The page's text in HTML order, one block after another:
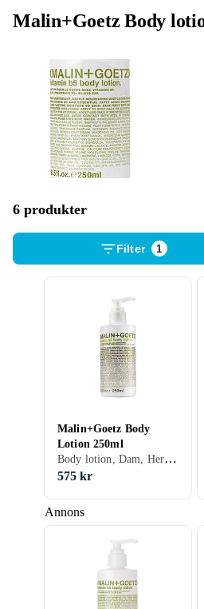
Malin+Goetz Body
Body lotion
6 produkter
Filter 1
Annons
Malin+Goetz Body
Lotion 250ml
Body lotion, Dam, Herr, Normal, Blandad, Torr, Cruelty free
575 kr